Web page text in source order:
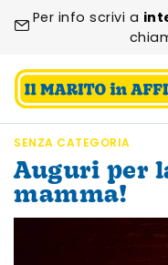
Per info scrivi a
SENZA CATEGORIA
Auguri per
mamma!